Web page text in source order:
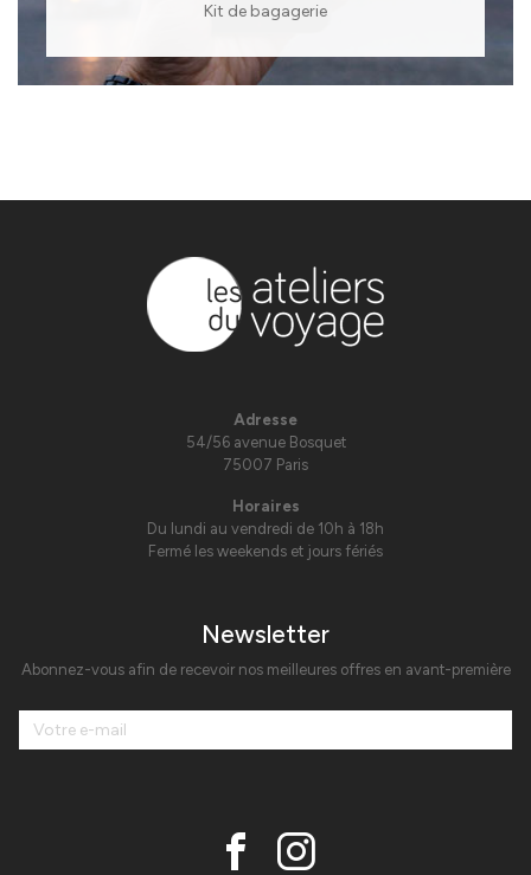
Kit de bagagerie
Adresse
54/56 avenue Bosquet
75007 Paris
Horaires
Du lundi au vendredi de 10h à 18h
Fermé les weekends et jours fériés
Newsletter
Abonnez-vous afin de recevoir nos meilleures offres en avant-première